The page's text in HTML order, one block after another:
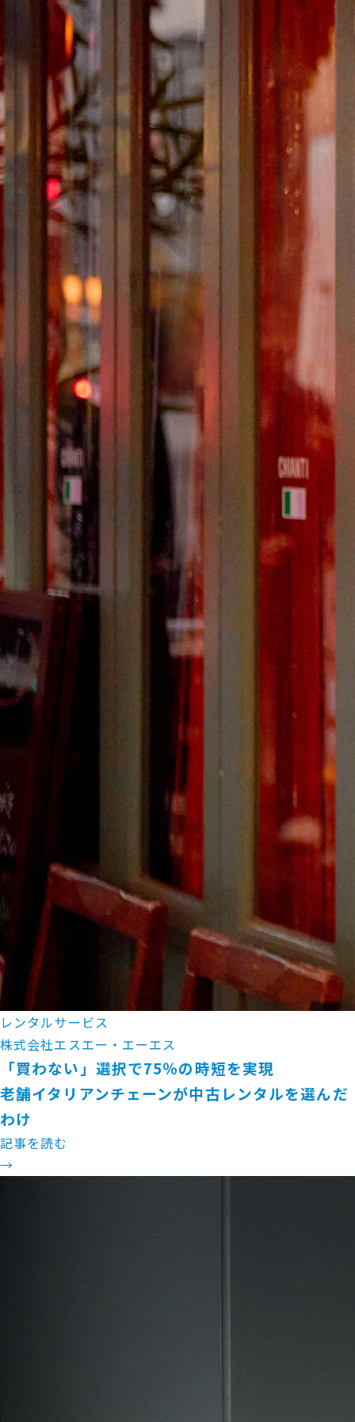
レンタルサービス
株式会社エスエー・エーエス
「買わない」選択で75％の時短を実現
老舗イタリアンチェーンが中古レンタルを選んだ
わけ
記事を読む
→